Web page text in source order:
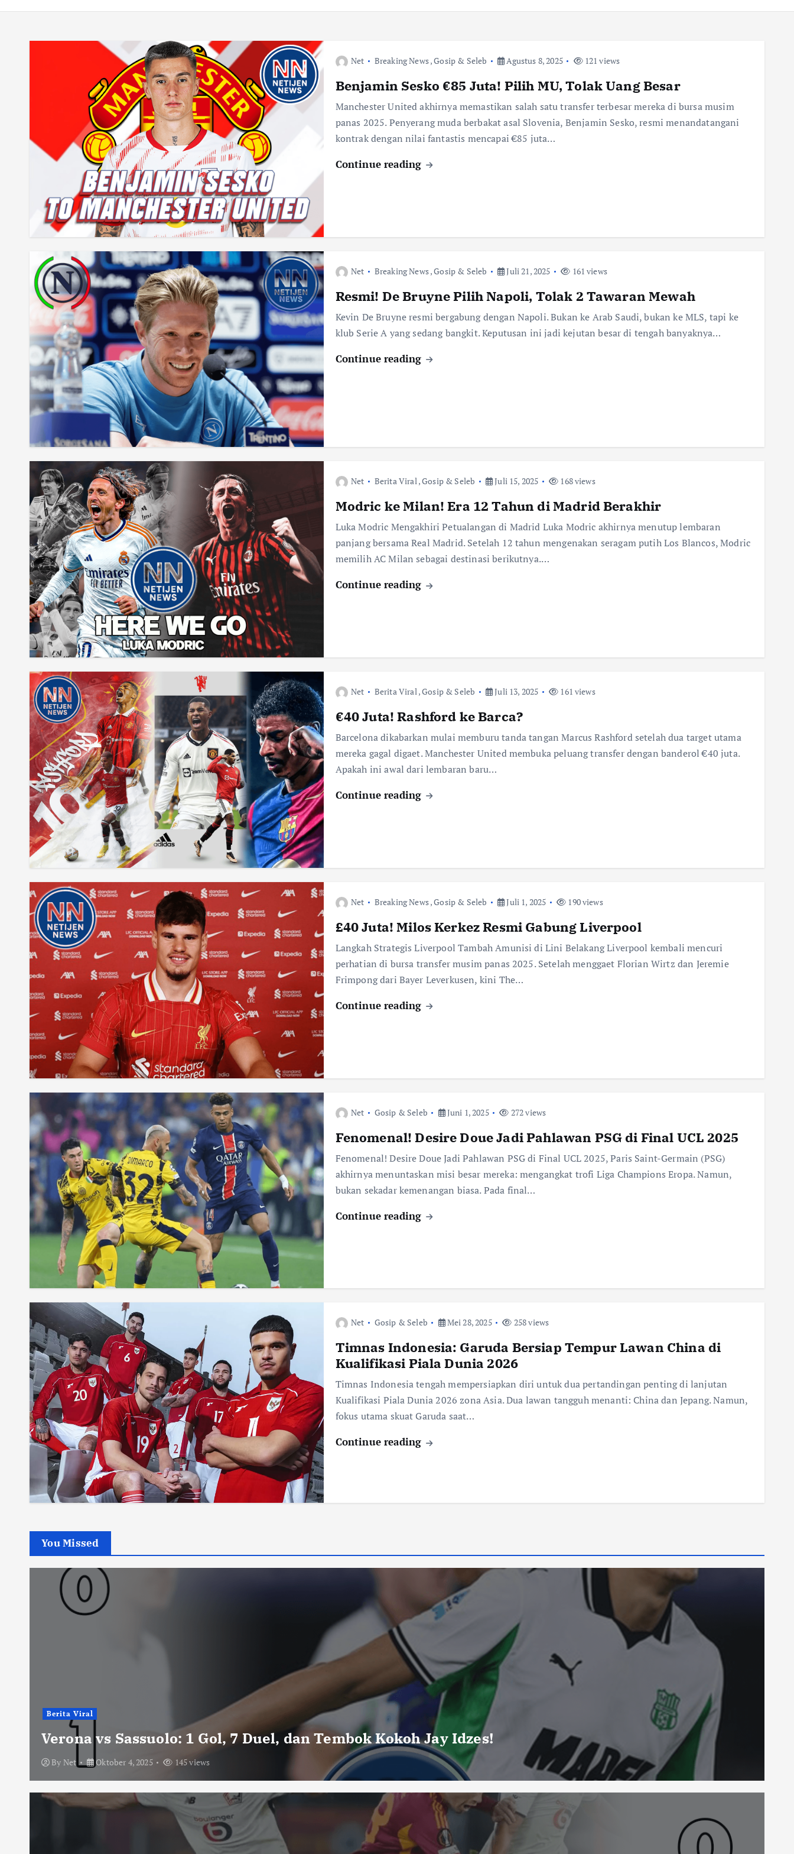
Net Breaking News,Gosip & Seleb Agustus 8, 2025 121 views
Benjamin Sesko €85 Juta! Pilih MU, Tolak Uang Besar
Manchester United akhirnya memastikan salah satu transfer terbesar mereka di bursa musim
panas 2025. Penyerang muda berbakat asal Slovenia, Benjamin Sesko, resmi menandatangani
kontrak dengan nilai fantastis mencapai €85 juta…
Continue reading
Net Breaking News,Gosip & Seleb Juli 21, 2025 161 views
Resmi! De Bruyne Pilih Napoli, Tolak 2 Tawaran Mewah
Kevin De Bruyne resmi bergabung dengan Napoli. Bukan ke Arab Saudi, bukan ke MLS, tapi ke
klub Serie A yang sedang bangkit. Keputusan ini jadi kejutan besar di tengah banyaknya…
Continue reading
Net Berita Viral,Gosip & Seleb Juli 15, 2025 168 views
Modric ke Milan! Era 12 Tahun di Madrid Berakhir
Luka Modric Mengakhiri Petualangan di Madrid Luka Modric akhirnya menutup lembaran
panjang bersama Real Madrid. Setelah 12 tahun mengenakan seragam putih Los Blancos, Modric
memilih AC Milan sebagai destinasi berikutnya.…
Continue reading
Net Berita Viral,Gosip & Seleb Juli 13, 2025 161 views
€40 Juta! Rashford ke Barca?
Barcelona dikabarkan mulai memburu tanda tangan Marcus Rashford setelah dua target utama
mereka gagal digaet. Manchester United membuka peluang transfer dengan banderol €40 juta.
Apakah ini awal dari lembaran baru…
Continue reading
Net Breaking News,Gosip & Seleb Juli 1, 2025 190 views
£40 Juta! Milos Kerkez Resmi Gabung Liverpool
Langkah Strategis Liverpool Tambah Amunisi di Lini Belakang Liverpool kembali mencuri
perhatian di bursa transfer musim panas 2025. Setelah menggaet Florian Wirtz dan Jeremie
Frimpong dari Bayer Leverkusen, kini The…
Continue reading
Net Gosip & Seleb Juni 1, 2025 272 views
Fenomenal! Desire Doue Jadi Pahlawan PSG di Final UCL 2025
Fenomenal! Desire Doue Jadi Pahlawan PSG di Final UCL 2025, Paris Saint-Germain (PSG)
akhirnya menuntaskan misi besar mereka: mengangkat trofi Liga Champions Eropa. Namun,
bukan sekadar kemenangan biasa. Pada final…
Continue reading
Net Gosip & Seleb Mei 28, 2025 258 views
Timnas Indonesia: Garuda Bersiap Tempur Lawan China di
Kualifikasi Piala Dunia 2026
Timnas Indonesia tengah mempersiapkan diri untuk dua pertandingan penting di lanjutan
Kualifikasi Piala Dunia 2026 zona Asia. Dua lawan tangguh menanti: China dan Jepang. Namun,
fokus utama skuat Garuda saat…
Continue reading
You Missed
Berita Viral
Verona vs Sassuolo: 1 Gol, 7 Duel, dan Tembok Kokoh Jay Idzes!
By Net Oktober 4, 2025 145 views